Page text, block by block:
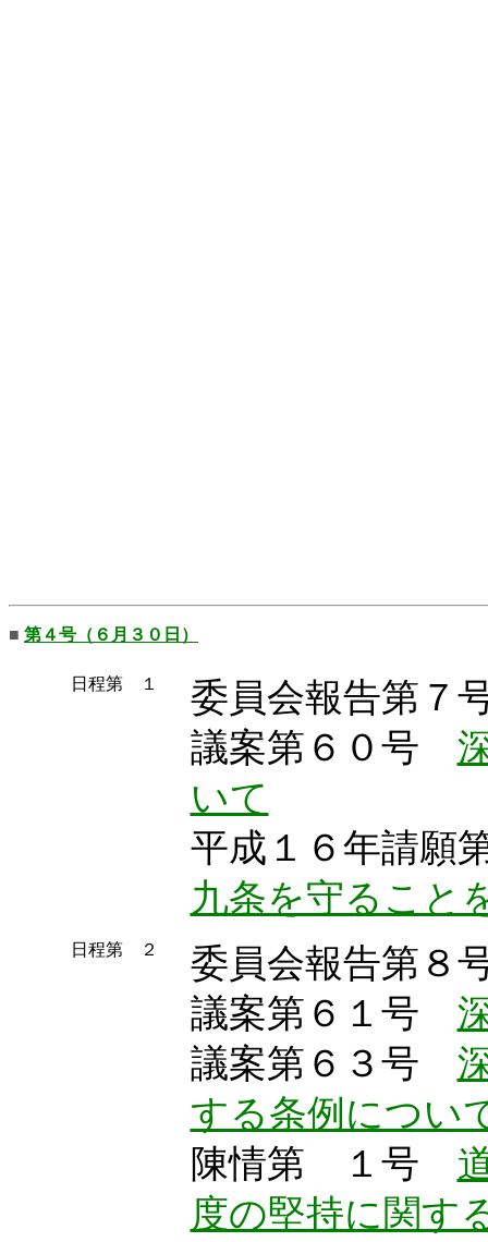
■ 第４号（６月３０日）
日程第 １
委員会報告第７
議案第６０号
いて
平成１６年請
九条を守ること
日程第 ２
委員会報告第８
議案第６１号
議案第６３号
する条例につい
陳情第 １号
度の堅持に関す